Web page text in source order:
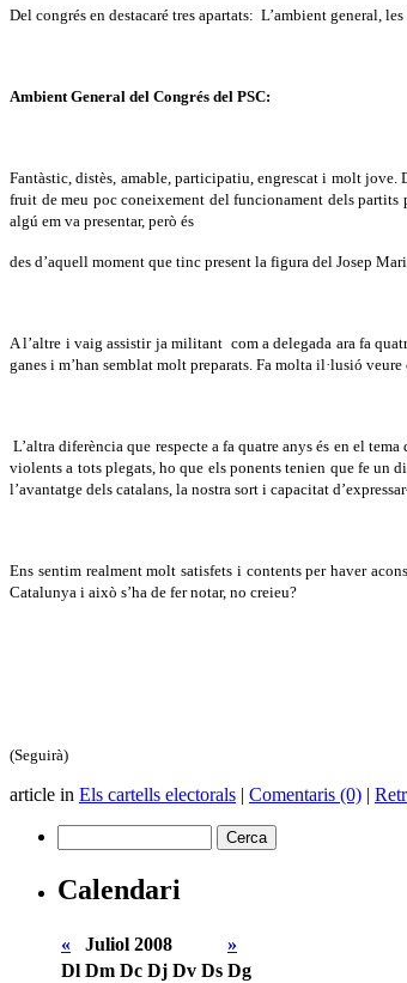
Del congrés en destacaré tres apartats: L’ambient general,
Ambient General del Congrés del PSC:
Fantàstic, distès, amable, participatiu, engrescat i molt jove.
fruit de meu poc coneixement del funcionament dels partits
algú em va presentar, però és
des d’aquell moment que tinc present la figura del Josep
A l’altre i vaig assistir ja militant com a delegada ara fa
ganes i m’han semblat molt preparats. Fa molta il·lusió veure
L’altra diferència que respecte a fa quatre anys és en el
violents a tots plegats, ho que els ponents tenien que fe un
l’avantatge dels catalans, la nostra sort i capacitat
Ens sentim realment molt satisfets i contents per haver
Catalunya i això s’ha de fer notar, no creieu?
(Seguirà)
article in Els cartells electorals | Comentaris (0) |
Calendari
« Juliol 2008
»
Dl Dm Dc Dj Dv Ds Dg